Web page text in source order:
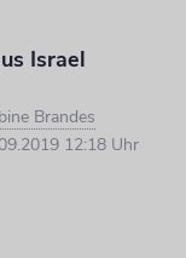
Israel
Brandes
12:18 Uhr